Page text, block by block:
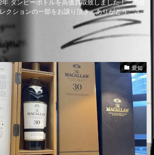
ダンピーボトルを高価買取致しました！この度
クションの一部をお譲り頂き、ありがとうござ...
愛知